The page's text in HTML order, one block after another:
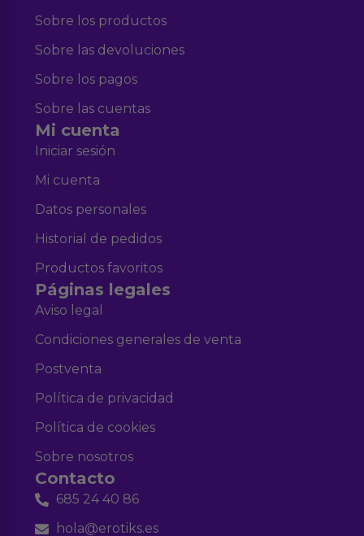
Sobre los productos
Sobre las devoluciones
Sobre los pagos
Sobre las cuentas
Mi cuenta
Iniciar sesión
Mi cuenta
Datos personales
Historial de pedidos
Productos favoritos
Páginas legales
Aviso legal
Condiciones generales de venta
Postventa
Política de privacidad
Política de cookies
Sobre nosotros
Contacto
685 24 40 86
hola@erotiks.es